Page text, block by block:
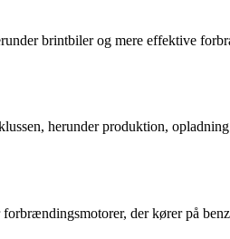
brintbiler og mere effektive
herunder produktion,
der kører på